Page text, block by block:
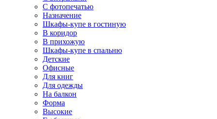
С фотопечатью
Назначение
Шкафы-купе в гостиную
В коридор
В прихожую
Шкафы-купе в спальню
Детские
Офисные
Для книг
Для одежды
На балкон
Форма
Высокие